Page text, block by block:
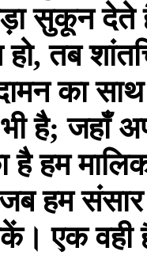
सुकून
तब
का
भी है; जहाँ
हम
हम
एक वही